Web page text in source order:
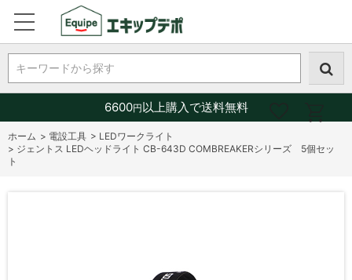
キーワードから探す
6600円以上購入で送料無料
ホーム > 電設工具 > LEDワークライト
> ジェントス LEDヘッドライト CB-643D COMBREAKERシリーズ 5個セッ
ト